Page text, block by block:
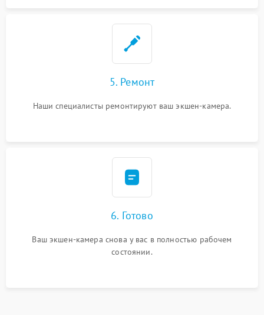
5. Ремонт
Наши специалисты ремонтируют ваш экшен-камера.
6. Готово
Ваш экшен-камера снова у вас в полностью рабочем
состоянии.